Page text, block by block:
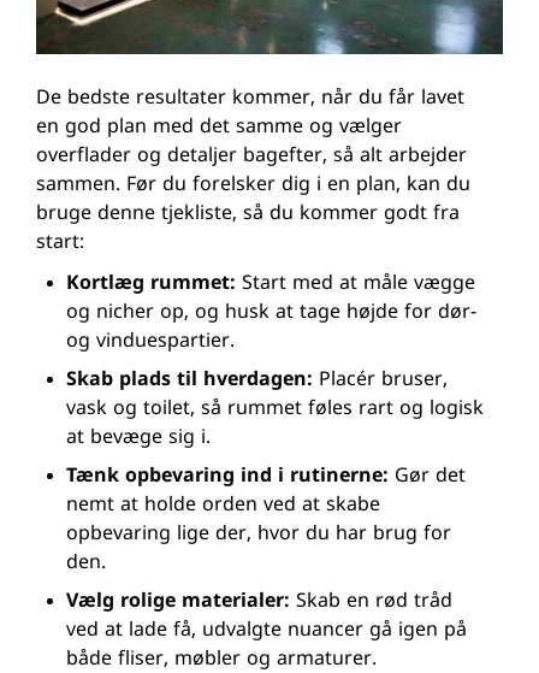
De bedste resultater kommer, når du får lavet
en god plan med det samme og vælger
overflader og detaljer bagefter, så alt arbejder
sammen. Før du forelsker dig i en plan, kan du
bruge denne tjekliste, så du kommer godt fra
start:
Kortlæg rummet: Start med at måle vægge
og nicher op, og husk at tage højde for dør-
og vinduespartier.
Skab plads til hverdagen: Placér bruser,
vask og toilet, så rummet føles rart og logisk
at bevæge sig i.
Tænk opbevaring ind i rutinerne: Gør det
nemt at holde orden ved at skabe
opbevaring lige der, hvor du har brug for
den.
Vælg rolige materialer: Skab en rød tråd
ved at lade få, udvalgte nuancer gå igen på
både fliser, møbler og armaturer.